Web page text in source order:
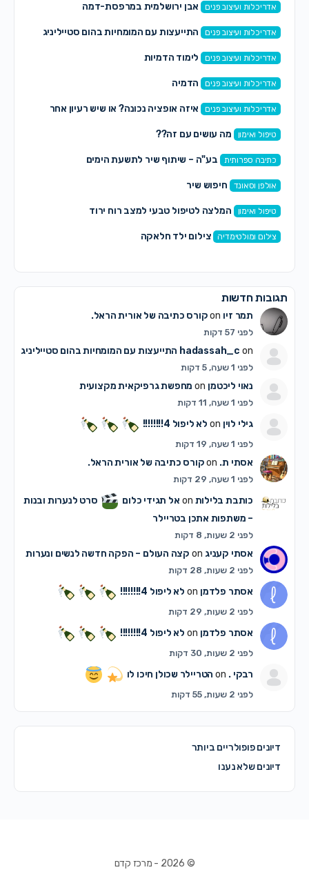
אדריכלות ועיצוב פנים אבן ירושלמית במרפסת-דמה
אדריכלות ועיצוב פנים התייעצות עם המומחיות בהום סטייליניג
אדריכלות ועיצוב פנים לימוד הדמיות
אדריכלות ועיצוב פנים הדמיה
אדריכלות ועיצוב פנים איזה אופציה נכונה? או שיש רעיון אחר
טיפול ואימון מה עושים עם זה??
כתיבה ספרותית בע"ה – שיתוף שיר לתשעת הימים
אולפן וסאונד חיפוש שיר
טיפול ואימון המלצה לטיפול טבעי למצב רוח ירוד
צילום ומולטימדיה צילום ילד חלאקה
תגובות חדשות
תמר זיוon קורס כתיבה של אורית הראל.
לפני 57 דקות
hadassah_con התייעצות עם המומחיות בהום סטייליניג
לפני 1 שעה, 5 דקות
נאוי ליכטמןon מחפשת גרפיקאית מקצועית
לפני 1 שעה, 11 דקות
גילי לויןon לא ליפול 4!!!!!!!!
לפני 1 שעה, 19 דקות
אסתי ת.on קורס כתיבה של אורית הראל.
לפני 1 שעה, 29 דקות
כותבת בלילותon אל תגידי כלום
סרט לנערות ובנות
– משתפות אתכן בטריילר
לפני 2 שעות, 8 דקות
אסתי קעניגon קצה העולם – הפקה חדשה לנשים ונערות
לפני 2 שעות, 28 דקות
אסתר פלדמןon לא ליפול 4!!!!!!!!
לפני 2 שעות, 29 דקות
אסתר פלדמןon לא ליפול 4!!!!!!!!
לפני 2 שעות, 30 דקות
רבקי . on הטריילר שכולן חיכו לו
לפני 2 שעות, 55 דקות
דיונים פופולריים ביותר
דיונים שלא נענו
© 2026 - מרכז קדם